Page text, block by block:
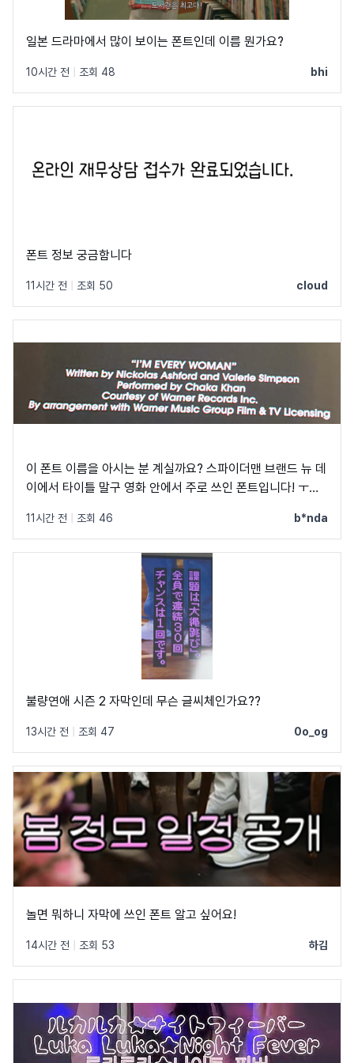
일본 드라마에서 많이 보이는 폰트인데 이름 뭔가요?
10시간 전 조회 48 bhi
폰트 정보 궁금함니다
11시간 전 조회 50 cloud
이 폰트 이름을 아시는 분 계실까요? 스파이더맨 브랜드 뉴 데
이에서 타이틀 말구 영화 안에서 주로 쓰인 폰트입니다! ㅜㅜ
깝고 t가 유독 가로가 짧아서 예쁘더라구요
11시간 전 조회 46 b*nda
불량연애 시즌 2 자막인데 무슨 글씨체인가요??
13시간 전 조회 47 0o_og
놀면 뭐하니 자막에 쓰인 폰트 알고 싶어요!
14시간 전 조회 53 하김